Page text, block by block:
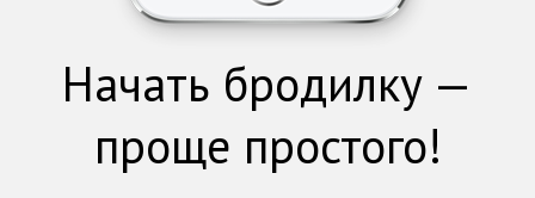
Начать бродилку —
проще простого!